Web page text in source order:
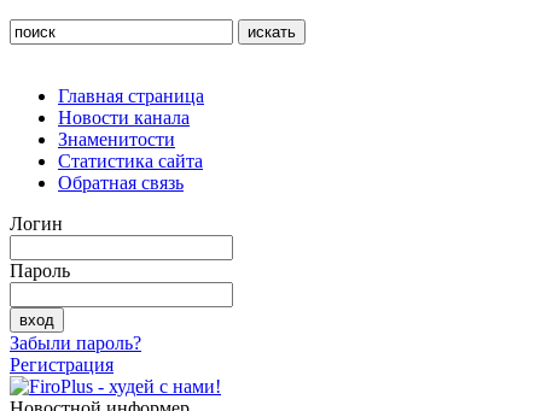
Главная страница
Новости канала
Знаменитости
Статистика сайта
Обратная связь
Логин
Пароль
Забыли пароль?
Регистрация